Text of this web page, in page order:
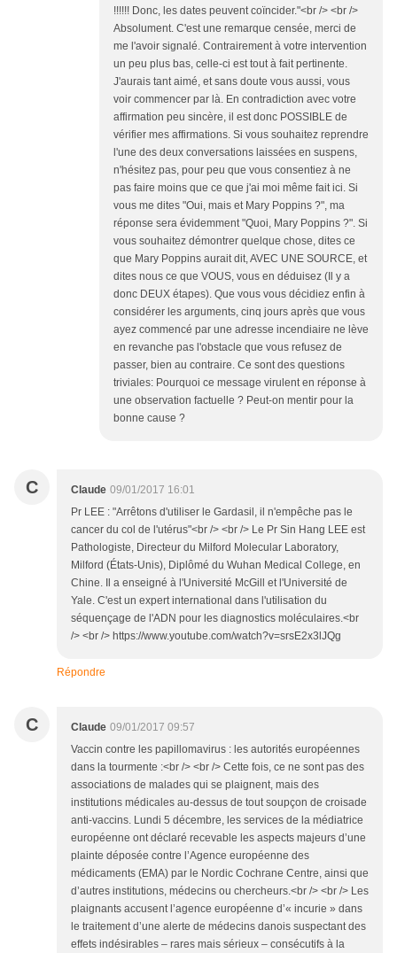
!!!!!! Donc, les dates peuvent coïncider."<br /> <br />
Absolument. C'est une remarque censée, merci de
me l'avoir signalé. Contrairement à votre intervention
un peu plus bas, celle-ci est tout à fait pertinente.
J'aurais tant aimé, et sans doute vous aussi, vous
voir commencer par là. En contradiction avec votre
affirmation peu sincère, il est donc POSSIBLE de
vérifier mes affirmations. Si vous souhaitez reprendre
l'une des deux conversations laissées en suspens,
n'hésitez pas, pour peu que vous consentiez à ne
pas faire moins que ce que j'ai moi même fait ici. Si
vous me dites "Oui, mais et Mary Poppins ?", ma
réponse sera évidemment "Quoi, Mary Poppins ?". Si
vous souhaitez démontrer quelque chose, dites ce
que Mary Poppins aurait dit, AVEC UNE SOURCE, et
dites nous ce que VOUS, vous en déduisez (Il y a
donc DEUX étapes). Que vous vous décidiez enfin à
considérer les arguments, cinq jours après que vous
ayez commencé par une adresse incendiaire ne lève
en revanche pas l'obstacle que vous refusez de
passer, bien au contraire. Ce sont des questions
triviales: Pourquoi ce message virulent en réponse à
une observation factuelle ? Peut-on mentir pour la
bonne cause ?
C Claude 09/01/2017 16:01
Pr LEE : "Arrêtons d'utiliser le Gardasil, il n'empêche pas le
cancer du col de l'utérus"<br /> <br /> Le Pr Sin Hang LEE est
Pathologiste, Directeur du Milford Molecular Laboratory,
Milford (États-Unis), Diplômé du Wuhan Medical College, en
Chine. Il a enseigné à l'Université McGill et l'Université de
Yale. C'est un expert international dans l'utilisation du
séquençage de l'ADN pour les diagnostics moléculaires.<br
/> <br /> https://www.youtube.com/watch?v=srsE2x3lJQg
Répondre
C Claude 09/01/2017 09:57
Vaccin contre les papillomavirus : les autorités européennes
dans la tourmente :<br /> <br /> Cette fois, ce ne sont pas des
associations de malades qui se plaignent, mais des
institutions médicales au-dessus de tout soupçon de croisade
anti-vaccins. Lundi 5 décembre, les services de la médiatrice
européenne ont déclaré recevable les aspects majeurs d’une
plainte déposée contre l’Agence européenne des
médicaments (EMA) par le Nordic Cochrane Centre, ainsi que
d’autres institutions, médecins ou chercheurs.<br /> <br /> Les
plaignants accusent l’agence européenne d’« incurie » dans
le traitement d’une alerte de médecins danois suspectant des
effets indésirables – rares mais sérieux – consécutifs à la